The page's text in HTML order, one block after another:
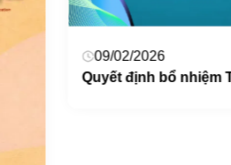
09/02/2026